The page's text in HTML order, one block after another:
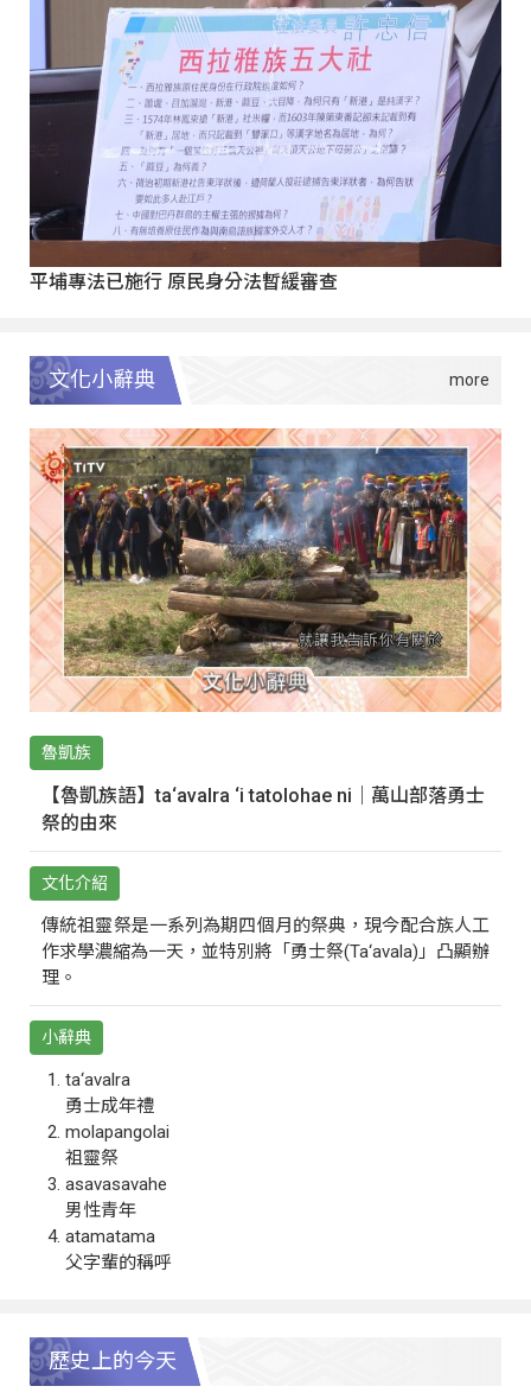
平埔專法已施行 原民身分法暫緩審查
文化小辭典
魯凱族
【魯凱族語】ta‘avalra ‘i tatolohae ni｜萬山部落勇士
祭的由來
文化介紹
傳統祖靈祭是一系列為期四個月的祭典，現今配合族人工
作求學濃縮為一天，並特別將「勇士祭(Ta‘avala)」凸顯辦
理。
小辭典
ta‘avalra
勇士成年禮
molapangolai
祖靈祭
asavasavahe
男性青年
atamatama
父字輩的稱呼
歷史上的今天